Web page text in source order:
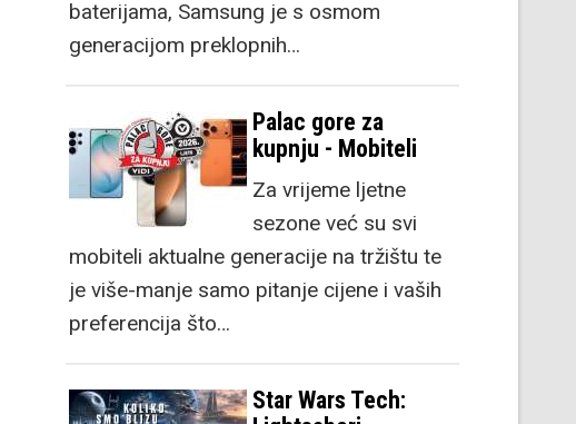
baterijama, Samsung je s osmom
generacijom preklopnih…
Palac gore za
kupnju - Mobiteli
Za vrijeme ljetne
sezone već su svi
mobiteli aktualne generacije na tržištu te
je više-manje samo pitanje cijene i vaših
preferencija što…
Star Wars Tech: